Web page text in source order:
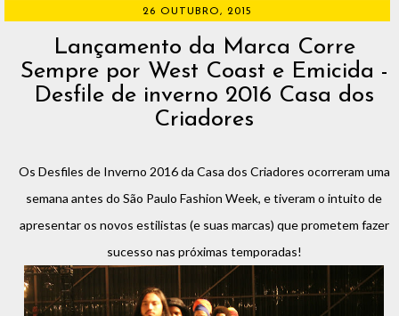
26 OUTUBRO, 2015
Lançamento da Marca Corre
Sempre por West Coast e Emicida -
Desfile de inverno 2016 Casa dos
Criadores
Os Desfiles de Inverno 2016 da Casa dos Criadores ocorreram uma
semana antes do São Paulo Fashion Week, e tiveram o intuito de
apresentar os novos estilistas (e suas marcas) que prometem fazer
sucesso nas próximas temporadas!